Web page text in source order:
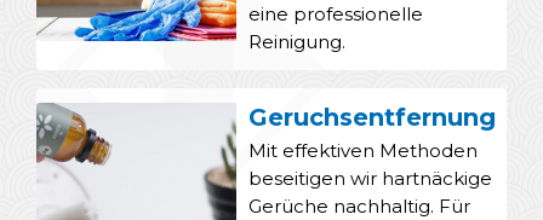
eine professionelle
Reinigung.
Geruchsentfernung
Mit effektiven Methoden
beseitigen wir hartnäckige
Gerüche nachhaltig. Für